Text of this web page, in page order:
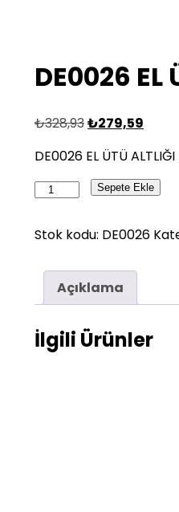
DE0026 EL
₺328,93₺279,59
DE0026 EL ÜTÜ
DE0026
ÜTÜ
PTFE
TİPİ
adet
Sepete Ekle
Stok kodu: DE0026
Açıklama
İlgili Ürünler